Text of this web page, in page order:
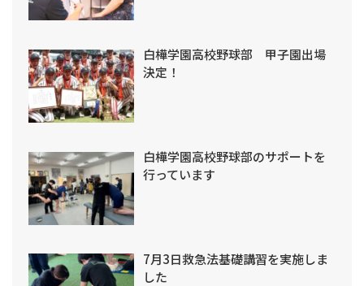
白樺学園高校野球部 甲子園出場
決定！
白樺学園高校野球部のサポートを
行っています
7月3日救急法基礎講習を実施しま
した